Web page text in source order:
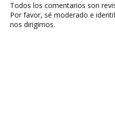
Todos los comentarios son
Por favor, sé moderado e
nos dirigimos.